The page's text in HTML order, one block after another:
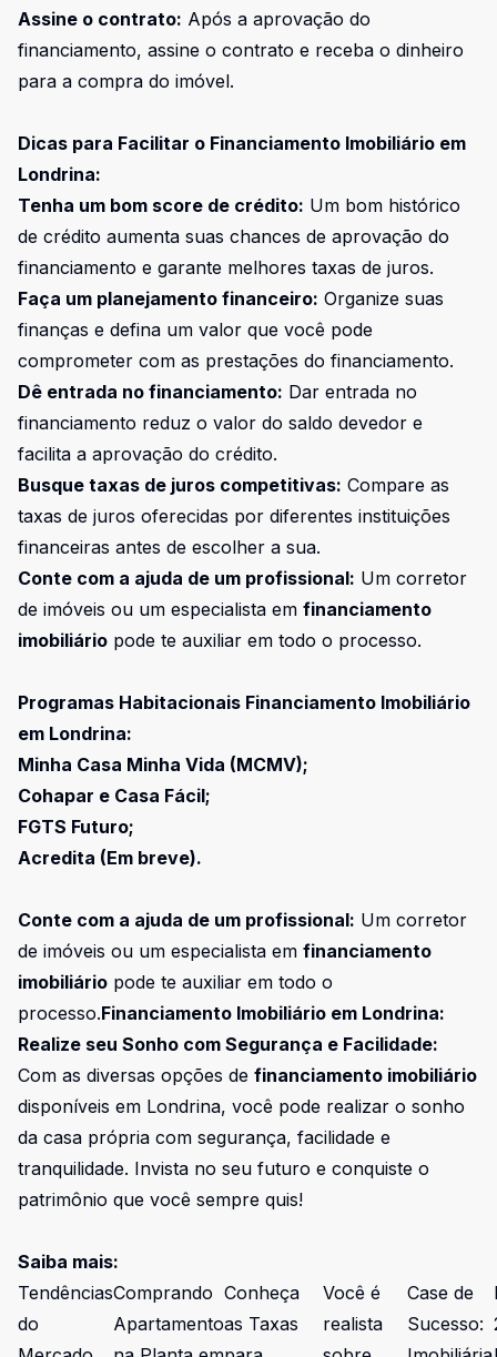
Assine o contrato: Após a aprovação do
financiamento, assine o contrato e receba o dinheiro
para a compra do imóvel.
Dicas para Facilitar o Financiamento Imobiliário em
Londrina:
Tenha um bom score de crédito: Um bom histórico
de crédito aumenta suas chances de aprovação do
financiamento e garante melhores taxas de juros.
Faça um planejamento financeiro: Organize suas
finanças e defina um valor que você pode
comprometer com as prestações do financiamento.
Dê entrada no financiamento: Dar entrada no
financiamento reduz o valor do saldo devedor e
facilita a aprovação do crédito.
Busque taxas de juros competitivas: Compare as
taxas de juros oferecidas por diferentes instituições
financeiras antes de escolher a sua.
Conte com a ajuda de um profissional: Um corretor
de imóveis ou um especialista em financiamento
imobiliário pode te auxiliar em todo o processo.
Programas Habitacionais Financiamento Imobiliário
em Londrina:
Minha Casa Minha Vida (MCMV);
Cohapar e Casa Fácil;
FGTS Futuro;
Acredita (Em breve).
Conte com a ajuda de um profissional: Um corretor
de imóveis ou um especialista em financiamento
imobiliário pode te auxiliar em todo o
processo.Financiamento Imobiliário em Londrina:
Realize seu Sonho com Segurança e Facilidade:
Com as diversas opções de financiamento imobiliário
disponíveis em Londrina, você pode realizar o sonho
da casa própria com segurança, facilidade e
tranquilidade. Invista no seu futuro e conquiste o
patrimônio que você sempre quis!
Saiba mais:
Tendências
do
Comprando
Apartamento
Conheça
as Taxas
Você é
realista
Case de
Sucesso: